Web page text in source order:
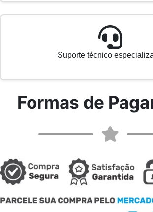
Suporte técnico
Formas de